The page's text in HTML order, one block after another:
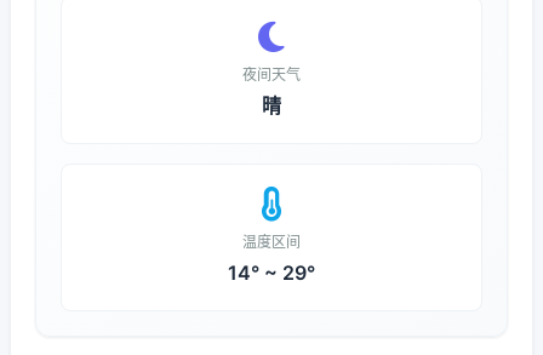
夜间天气
晴
温度区间
14° ~ 29°